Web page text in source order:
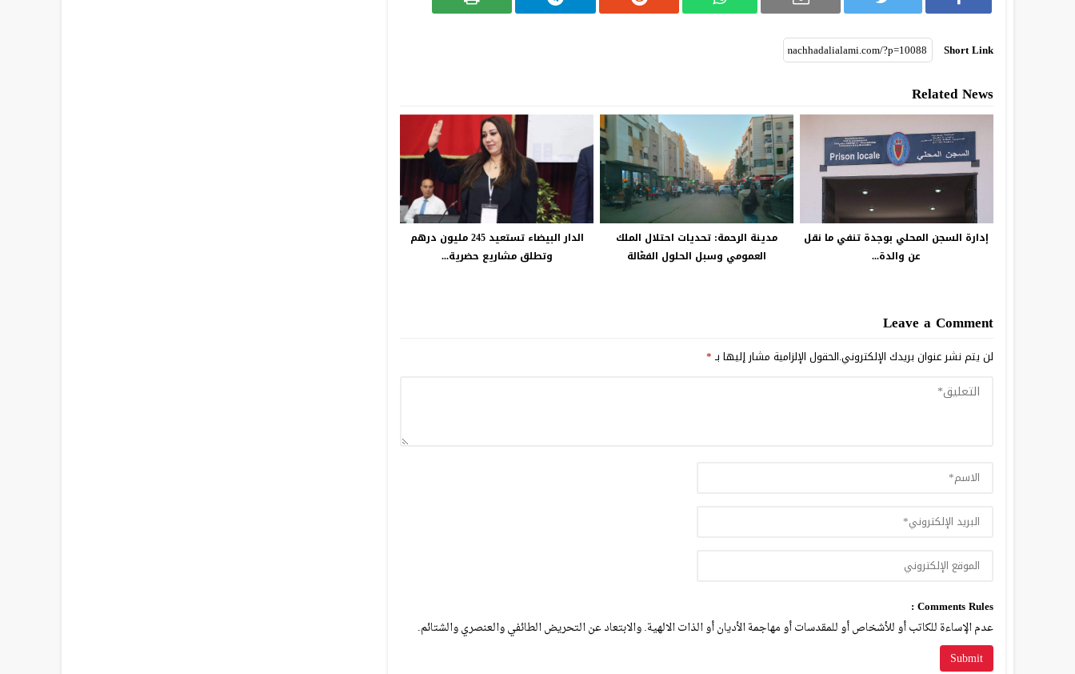
Short Link
Related News
إدارة السجن المحلي بوجدة تنفي ما نقل
عن والدة...
مدينة الرحمة: تحديات احتلال الملك
العمومي وسبل الحلول الفعّالة
الدار البيضاء تستعيد 245 مليون درهم
وتطلق مشاريع حضرية...
Leave a Comment
لن يتم نشر عنوان بريدك الإلكتروني.الحقول الإلزامية مشار إليها بـ*
Comments Rules :
عدم الإساءة للكاتب أو للأشخاص أو للمقدسات أو مهاجمة الأديان أو الذات الالهية. والابتعاد عن التحريض الطائفي والعنصري والشتائم.